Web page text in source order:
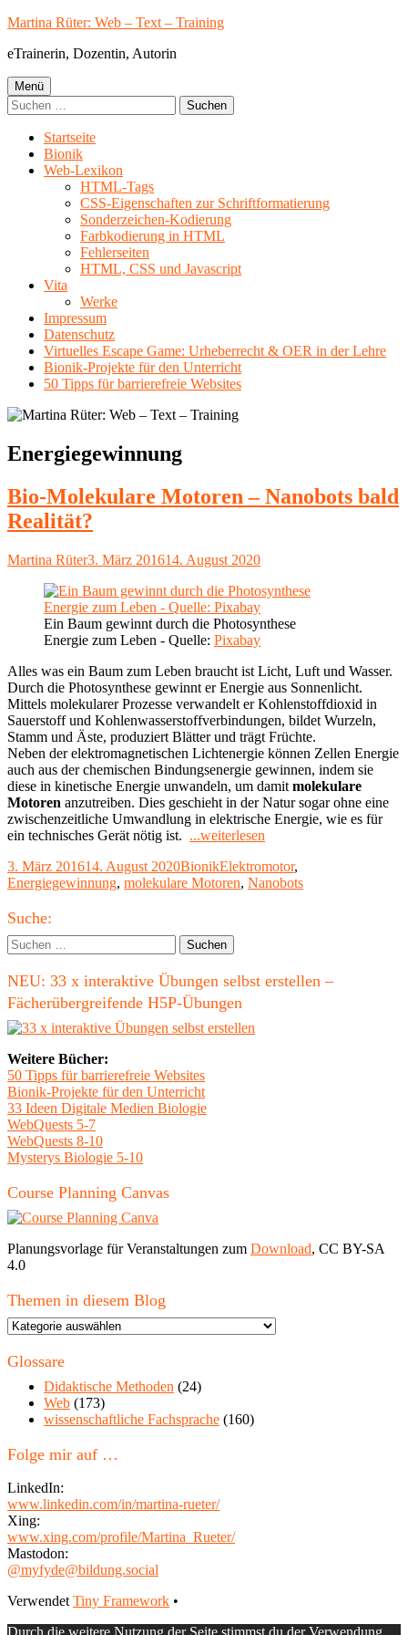
Springe
Inhalt
Martina Rüter: Web – Text – Training
eTrainerin, Dozentin, Autorin
Primäres
Menü
Menü
Suchen
nach:
Startseite
Bionik
Web-Lexikon
HTML-Tags
CSS-Eigenschaften zur Schriftformatierung
Sonderzeichen-Kodierung
Farbkodierung in HTML
Fehlerseiten
HTML, CSS und Javascript
Vita
Werke
Impressum
Datenschutz
Virtuelles Escape Game: Urheberrecht & OER in der Lehre
Bionik-Projekte für den Unterricht
50 Tipps für barrierefreie Websites
Schlagwort:
Energiegewinnung
Bio-Molekulare Motoren – Nanobots bald
Realität?
Autor
Martina RüterVeröffentlicht
3. März 201614. August 2020
Ein Baum gewinnt durch die Photosynthese
Energie zum Leben - Quelle: Pixabay
Alles was ein Baum zum Leben braucht ist Licht, Luft und Wasser.
Durch die Photosynthese gewinnt er Energie aus Sonnenlicht.
Mittels molekularer Prozesse verwandelt er Kohlenstoffdioxid in
Sauerstoff und Kohlenwasserstoffverbindungen, bildet Wurzeln,
Stamm und Äste, produziert Blätter und trägt Früchte.
Neben der elektromagnetischen Lichtenergie können Zellen Energie
auch aus der chemischen Bindungsenergie gewinnen, indem sie
diese in kinetische Energie unwandeln, um damit molekulare
Motoren anzutreiben. Dies geschieht in der Natur sogar ohne eine
zwischenzeitliche Umwandlung in elektrische Energie, wie es für
ein technisches Gerät nötig ist. ...weiterlesen
Motoren
–
Veröffentlicht
am
3. März 201614. August 2020Kategorien
BionikSchlagwörter
Elektromotor,
Energiegewinnung, molekulare Motoren, Nanobots
Haupt-
Seitenleiste
Suche:
Suchen
nach:
NEU: 33 x interaktive Übungen selbst erstellen –
Fächerübergreifende H5P-Übungen
Weitere Bücher:
50 Tipps für barrierefreie Websites
Bionik-Projekte für den Unterricht
33 Ideen Digitale Medien Biologie
WebQuests 5-7
WebQuests 8-10
Mysterys Biologie 5-10
Course Planning Canvas
Planungsvorlage für Veranstaltungen zum Download, CC BY-SA
4.0
Themen in diesem Blog
Themen
diesem
Glossare
Didaktische Methoden (24)
Web (173)
wissenschaftliche Fachsprache (160)
Folge mir auf …
LinkedIn:
www.linkedin.com/in/martina-rueter/
Xing:
www.xing.com/profile/Martina_Rueter/
Mastodon:
@myfyde@bildung.social
Footer
Inhalt
Verwendet Tiny Framework •